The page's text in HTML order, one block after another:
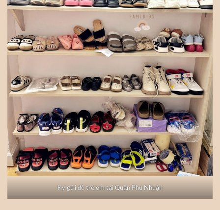
Ký gửi đồ trẻ em tại Quận Phú Nhuận